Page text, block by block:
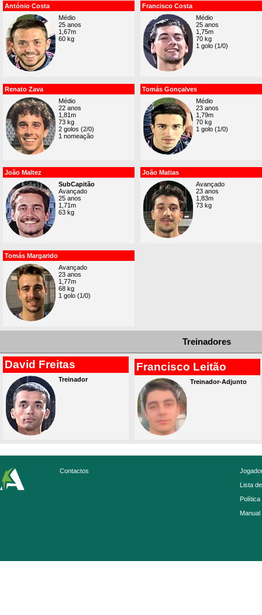
António Costa
Médio
25 anos
1,67m
60 kg
Francisco Costa
Médio
25 anos
1,75m
70 kg
1 golo (1/0)
Renato Zava
Médio
22 anos
1,81m
73 kg
2 golos (2/0)
1 nomeação
Tomás Gonçalves
Médio
23 anos
1,79m
70 kg
1 golo (1/0)
João Maltez
SubCapitão
Avançado
25 anos
1,71m
63 kg
João Matias
Avançado
23 anos
1,83m
73 kg
Tomás Margarido
Avançado
23 anos
1,77m
68 kg
1 golo (1/0)
Treinadores
David Freitas
Treinador
Francisco Leitão
Treinador-Adjunto
Contactos
Lista
Política